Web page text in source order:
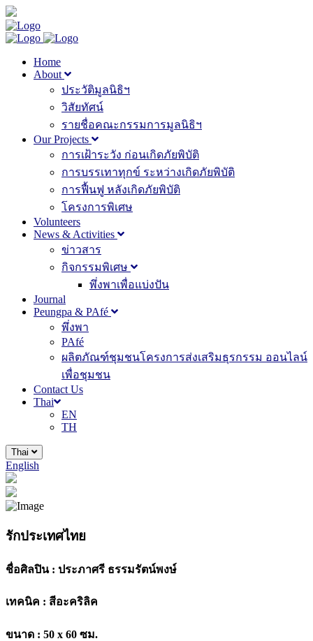
Home
About
ประวัติมูลนิธิฯ
วิสัยทัศน์
รายชื่อคณะกรรมการมูลนิธิฯ
Our Projects
การเฝ้าระวัง ก่อนเกิดภัยพิบัติ
การบรรเทาทุกข์ ระหว่างเกิดภัยพิบัติ
การฟื้นฟู หลังเกิดภัยพิบัติ
โครงการพิเศษ
Volunteers
News & Activities
ข่าวสาร
กิจกรรมพิเศษ
พึ่งพาเพื่อแบ่งปัน
Journal
Peungpa & PAfé
พึ่งพา
PAfé
ผลิตภัณฑ์ชุมชนโครงการส่งเสริมธุรกรรม ออนไลน์
เพื่อชุมชน
Contact Us
Thai
EN
TH
Thai
English
รักประเทศไทย
ชื่อศิลปิน : ประภาศรี ธรรมรัตน์พงษ์
เทคนิค : สีอะคริลิค
ขนาด : 50 x 60 ซม.